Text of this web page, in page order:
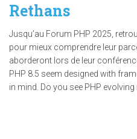
Rethans
Jusqu’au Forum PHP 2025,
pour mieux comprendre leur
aborderont lors de leur
PHP 8.5 seem designed with
in mind. Do you see PHP